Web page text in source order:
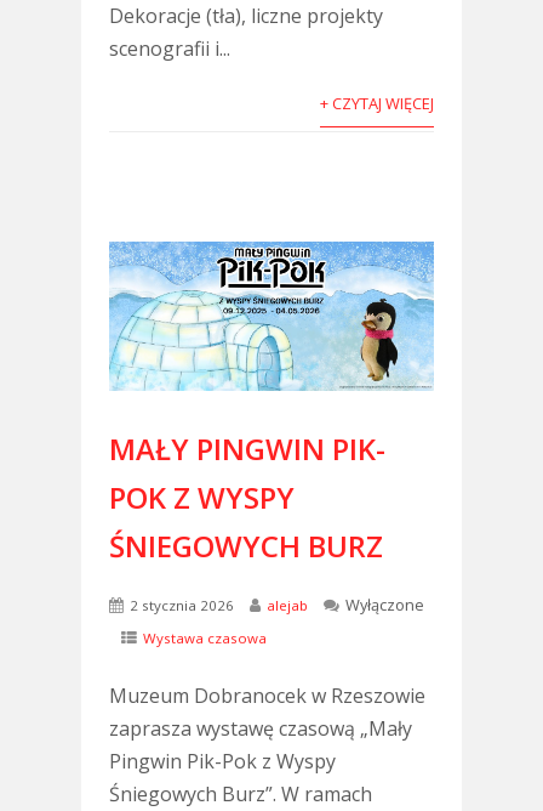
Dekoracje (tła), liczne projekty
scenografii i...
+ CZYTAJ WIĘCEJ
MAŁY PINGWIN PIK-
POK Z WYSPY
ŚNIEGOWYCH BURZ
2 stycznia 2026 alejab Wyłączone
Wystawa czasowa
Muzeum Dobranocek w Rzeszowie
zaprasza wystawę czasową „Mały
Pingwin Pik-Pok z Wyspy
Śniegowych Burz”. W ramach